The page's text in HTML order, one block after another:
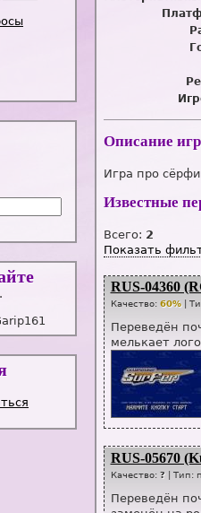
Описание
Игра про
Известные
Всего: 2
Показать
RUS-04360
Качество: 60% |
Переведён
мелькает
RUS-05670
Качество: ? | Тип:
Переведён